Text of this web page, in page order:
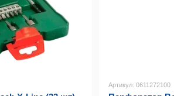
Артикул: 0611272100